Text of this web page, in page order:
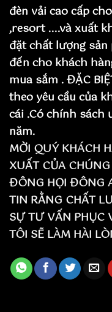
đèn vải cao cấp
,resort ....và xuất
đặt chất lượng
đến cho khách
mua sắm . ĐẶC
theo yêu cầu của
cái .Có chính sách
năm.
MỜI QUÝ KHÁCH
XUẤT CỦA
ĐÔNG HỌI ĐÔNG
TIN RẰNG CHẤT
SỰ TƯ VẤN PHỤC
TÔI SẼ LÀM HÀI